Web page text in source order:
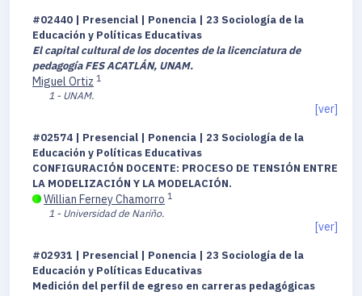
#02440 | Presencial | Ponencia | 23 Sociología de la
Educación y Políticas Educativas
El capital cultural de los docentes de la licenciatura de
pedagogía FES ACATLÁN, UNAM.
Miguel Ortiz 1
1 - UNAM.
[ver]
#02574 | Presencial | Ponencia | 23 Sociología de la
Educación y Políticas Educativas
CONFIGURACIÓN DOCENTE: PROCESO DE TENSIÓN ENTRE
LA MODELIZACIÓN Y LA MODELACIÓN.
Willian Ferney Chamorro 1
1 - Universidad de Nariño.
[ver]
#02931 | Presencial | Ponencia | 23 Sociología de la
Educación y Políticas Educativas
Medición del perfil de egreso en carreras pedagógicas